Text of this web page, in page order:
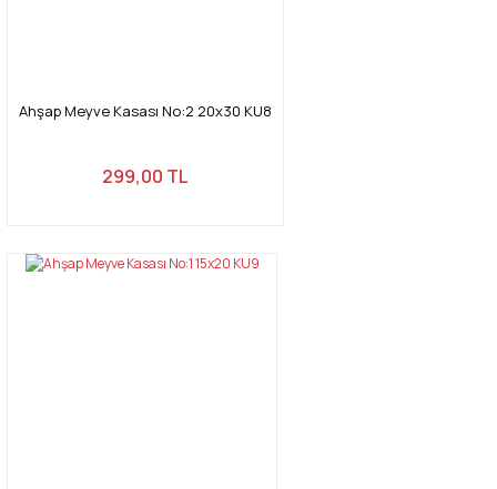
Ahşap Meyve Kasası No:2 20x30 KU8
299,00 TL